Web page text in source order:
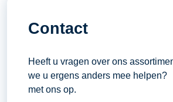
Contact
Heeft u vragen over ons
we u ergens anders mee
met ons op.